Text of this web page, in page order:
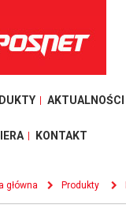
AKTUALNOŚCI
KONTAKT
główna Produkty